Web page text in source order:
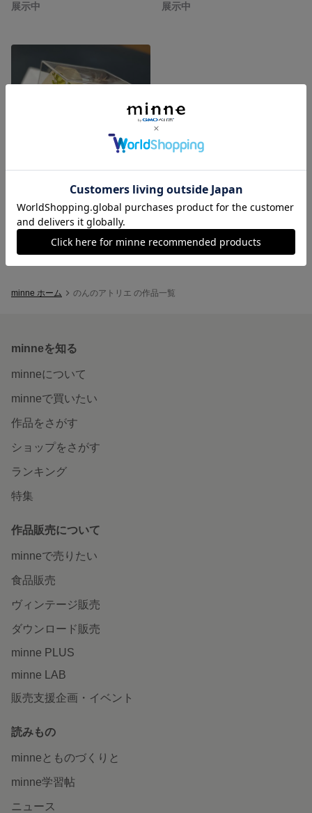
展示中 展示中
フラワーキューブ/フラワーボックス
展示中
minne ホーム のんのアトリエ の作品一覧
minneを知る
minneについて
minneで買いたい
作品をさがす
ショップをさがす
ランキング
特集
作品販売について
minneで売りたい
食品販売
ヴィンテージ販売
ダウンロード販売
minne PLUS
minne LAB
販売支援企画・イベント
読みもの
minneとものづくりと
minne学習帖
ニュース